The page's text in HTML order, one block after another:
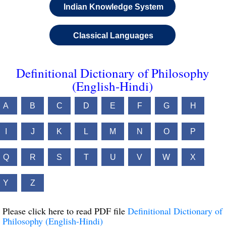
Indian Knowledge System
Classical Languages
Definitional Dictionary of Philosophy
(English-Hindi)
A B C D E F G H
J K L M N O P
Q R S T U V W X
Y Z
Please click here to read PDF file Definitional Dictionary of
Philosophy (English-Hindi)